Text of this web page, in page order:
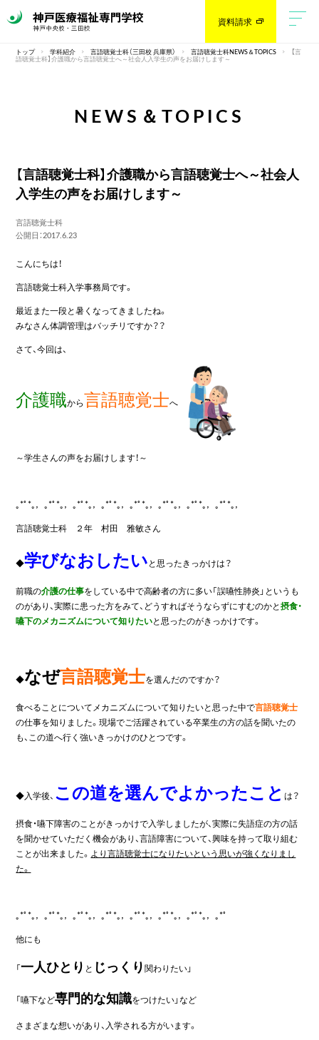
資料請求
トップ 学科紹介 言語聴覚士科（三田校 兵庫県） 言語聴覚士科NEWS＆TOPICS 【言
語聴覚士科】介護職から言語聴覚士へ～社会人入学生の声をお届けします～
NEWS＆TOPICS
【言語聴覚士科】介護職から言語聴覚士へ～社会人
入学生の声をお届けします～
言語聴覚士科
公開日：2017.6.23
こんにちは！
言語聴覚士科入学事務局です。
最近また一段と暑くなってきましたね。
みなさん体調管理はバッチリですか？？
さて、今回は、
介護職から言語聴覚士へ
～学生さんの声をお届けします！～
｡*ﾟ*｡，｡*ﾟ*｡，｡*ﾟ*｡，｡*ﾟ*｡，｡*ﾟ*｡，｡*ﾟ*｡，｡*ﾟ*｡，｡*ﾟ*｡，
言語聴覚士科 ２年 村田 雅敏さん
◆学びなおしたいと思ったきっかけは？
前職の介護の仕事をしている中で高齢者の方に多い「誤嚥性肺炎」というも
のがあり、実際に患った方をみて、どうすればそうならずにすむのかと摂食・
嚥下のメカニズムについて知りたいと思ったのがきっかけです。
◆なぜ言語聴覚士を選んだのですか？
食べることについてメカニズムについて知りたいと思った中で言語聴覚士
の仕事を知りました。現場でご活躍されている卒業生の方の話を聞いたの
も、この道へ行く強いきっかけのひとつです。
◆入学後、 この道を選んでよかったことは？
摂食・嚥下障害のことがきっかけで入学しましたが、実際に失語症の方の話
を聞かせていただく機会があり、言語障害について、興味を持って取り組む
ことが出来ました。 より言語聴覚士になりたいという思いが強くなりまし
た。
｡*ﾟ*｡，｡*ﾟ*｡，｡*ﾟ*｡，｡*ﾟ*｡，｡*ﾟ*｡，｡*ﾟ*｡，｡*ﾟ*｡，｡*ﾟ
他にも
「一人ひとり と じっくり関わりたい」
「嚥下など専門的な知識をつけたい」など
さまざまな想いがあり、入学される方がいます。